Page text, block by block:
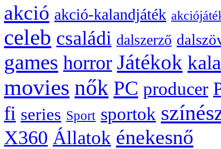
akció akció-kalandjáték
celeb családi dalszerző
games horror Játékok
movies nők PC producer
fi series Sport sportok
X360 Állatok énekesnő